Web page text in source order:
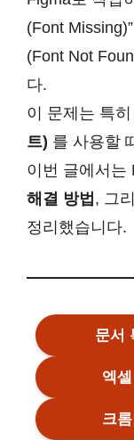
(Font
(Font Not
다.
이 문제는 특히
트) 를 사용할
이번 글에서는
해결 방법 , 그
정리했습니다.
문서
엑
크